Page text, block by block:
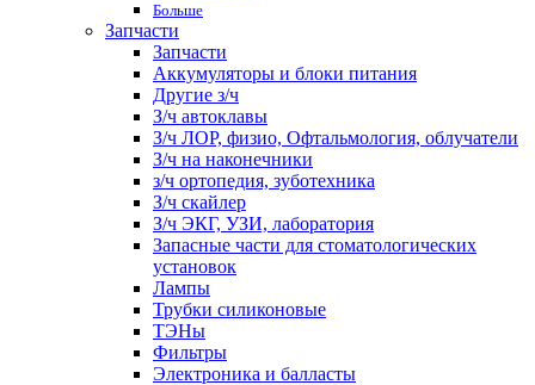
Больше
Запчасти
Запчасти
Аккумуляторы и блоки питания
Другие з/ч
З/ч автоклавы
З/ч ЛОР, физио, Офтальмология, облучатели
З/ч на наконечники
з/ч ортопедия, зуботехника
З/ч скайлер
З/ч ЭКГ, УЗИ, лаборатория
Запасные части для стоматологических
установок
Лампы
Трубки силиконовые
ТЭНы
Фильтры
Электроника и балласты